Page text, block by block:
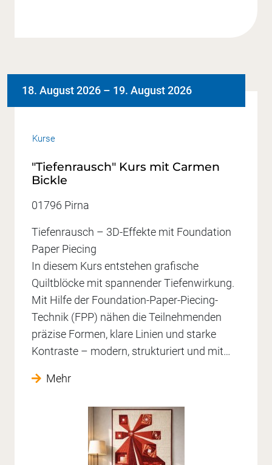
Kurse
18. August 2026 – 19. August 2026
"Tiefenrausch" Kurs mit Carmen
Bickle
01796 Pirna
Tiefenrausch – 3D-Effekte mit Foundation
Paper Piecing
In diesem Kurs entstehen grafische
Quiltblöcke mit spannender Tiefenwirkung.
Mit Hilfe der Foundation-Paper-Piecing-
Technik (FPP) nähen die Teilnehmenden
präzise Formen, klare Linien und starke
Kontraste – modern, strukturiert und mit…
Mehr